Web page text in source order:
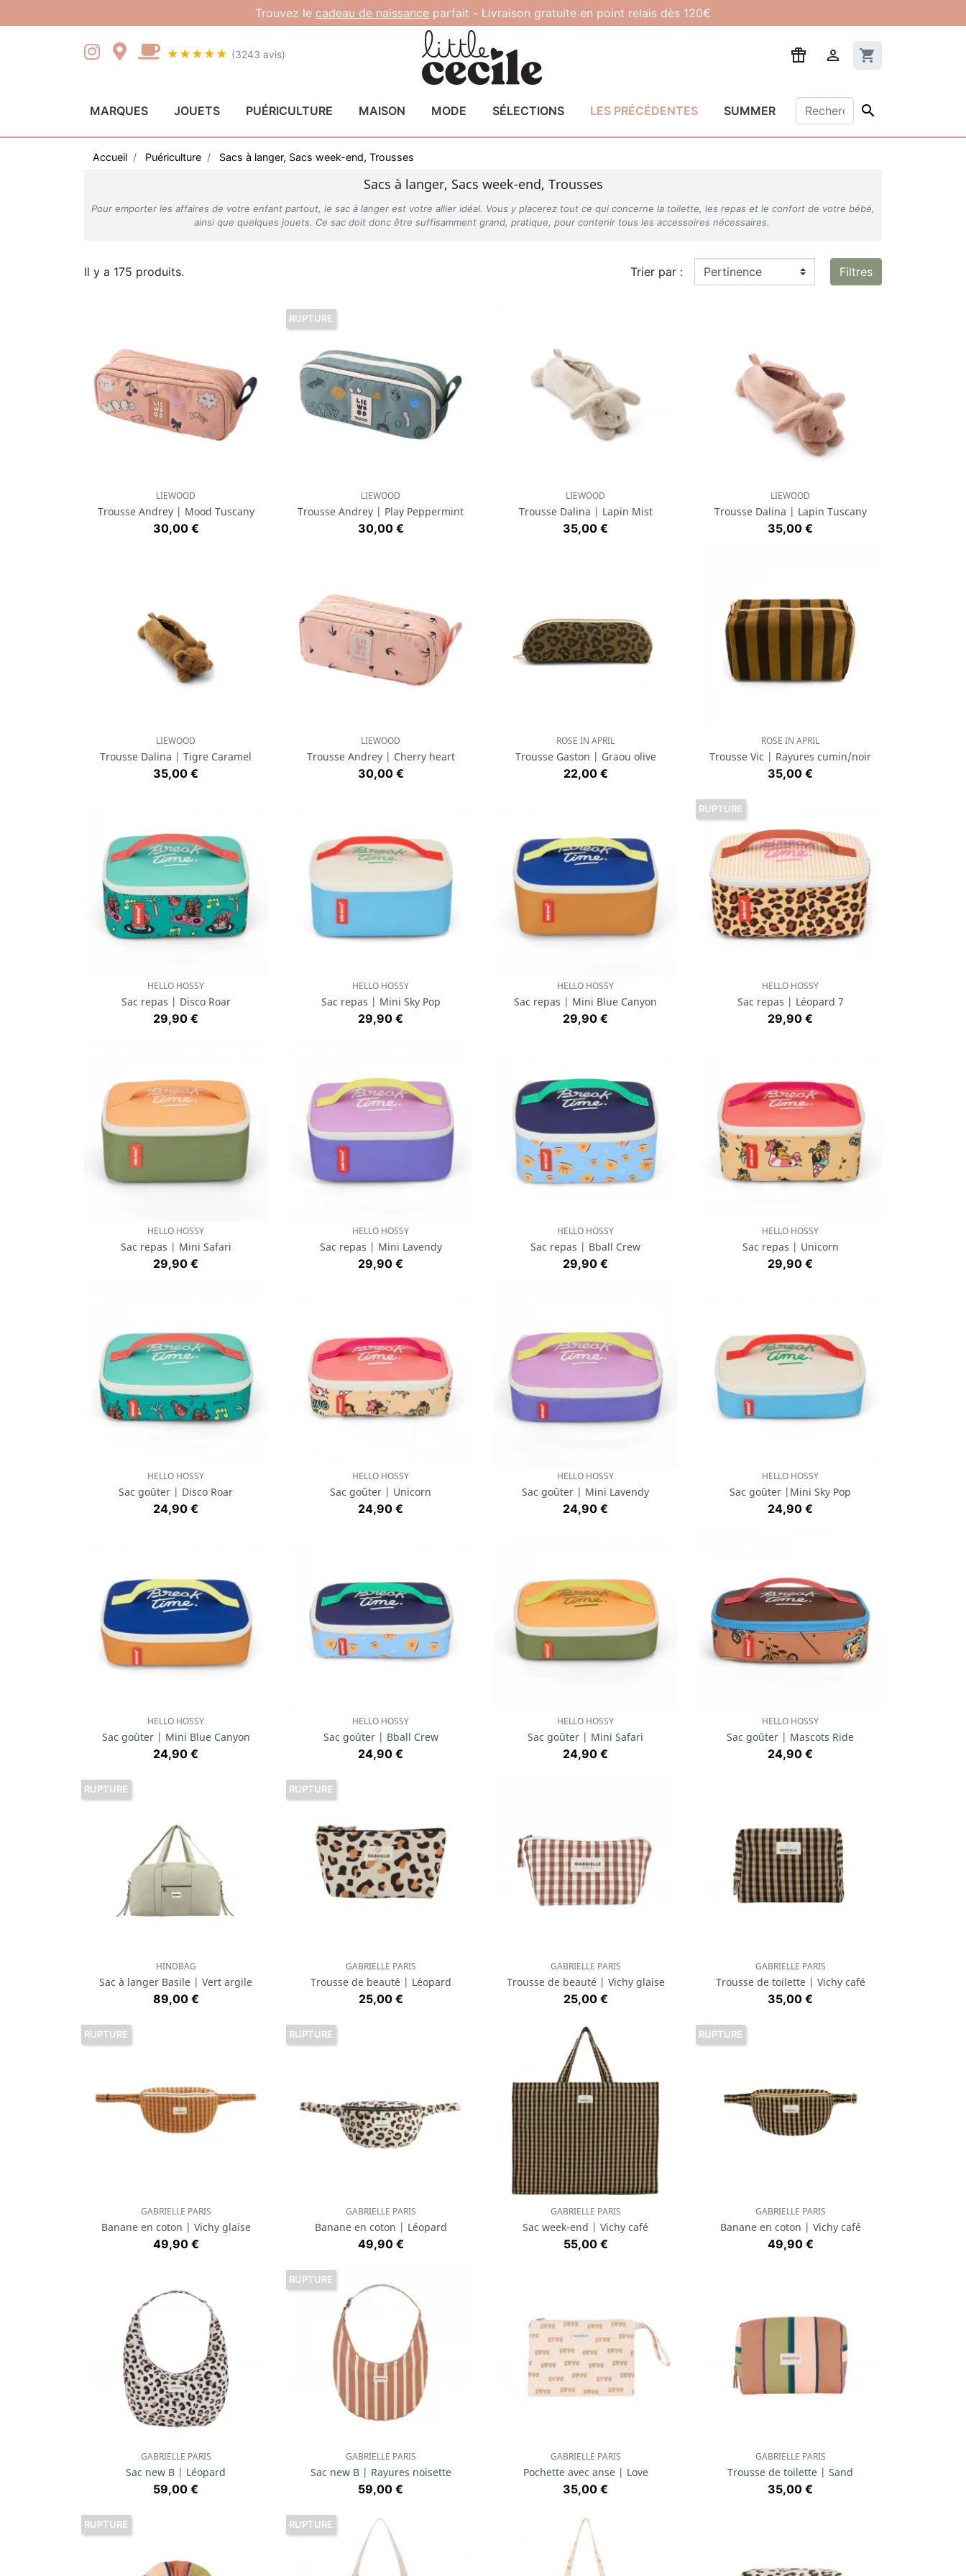
Trouvez le cadeau de naissance parfait - Livraison gratuite en point relais dès 120€
★★★★★ (3243 avis)  shopping_cart
MARQUES JOUETS PUÉRICULTURE MAISON MODE SÉLECTIONS LES PRÉCÉDENTES SUMMER 
Accueil Puériculture Sacs à langer, Sacs week-end, Trousses
Sacs à langer, Sacs week-end, Trousses
Pour emporter les affaires de votre enfant partout, le sac à langer est votre allier idéal. Vous y placerez tout ce qui concerne la toilette, les repas et le confort de votre bébé,
ainsi que quelques jouets. Ce sac doit donc être suffisamment grand, pratique, pour contenir tous les accessoires nécessaires.
Il y a 175 produits. Trier par : Filtres
Aperçu rapide
LIEWOOD
Trousse Andrey | Mood Tuscany
Prix
30,00 €
Aperçu rapide
LIEWOOD
Trousse Andrey | Play Peppermint
Prix
30,00 €
RUPTURE
Aperçu rapide
LIEWOOD
Trousse Dalina | Lapin Mist
Prix
35,00 €
Aperçu rapide
LIEWOOD
Trousse Dalina | Lapin Tuscany
Prix
35,00 €
Aperçu rapide
LIEWOOD
Trousse Dalina | Tigre Caramel
Prix
35,00 €
Aperçu rapide
LIEWOOD
Trousse Andrey | Cherry heart
Prix
30,00 €
Aperçu rapide
ROSE IN APRIL
Trousse Gaston | Graou olive
Prix
22,00 €
Aperçu rapide
ROSE IN APRIL
Trousse Vic | Rayures cumin/noir
Prix
35,00 €
Aperçu rapide
HELLO HOSSY
Sac repas | Disco Roar
Prix
29,90 €
Aperçu rapide
HELLO HOSSY
Sac repas | Mini Sky Pop
Prix
29,90 €
Aperçu rapide
HELLO HOSSY
Sac repas | Mini Blue Canyon
Prix
29,90 €
Aperçu rapide
HELLO HOSSY
Sac repas | Léopard 7
Prix
29,90 €
RUPTURE
Aperçu rapide
HELLO HOSSY
Sac repas | Mini Safari
Prix
29,90 €
Aperçu rapide
HELLO HOSSY
Sac repas | Mini Lavendy
Prix
29,90 €
Aperçu rapide
HELLO HOSSY
Sac repas | Bball Crew
Prix
29,90 €
Aperçu rapide
HELLO HOSSY
Sac repas | Unicorn
Prix
29,90 €
Aperçu rapide
HELLO HOSSY
Sac goûter | Disco Roar
Prix
24,90 €
Aperçu rapide
HELLO HOSSY
Sac goûter | Unicorn
Prix
24,90 €
Aperçu rapide
HELLO HOSSY
Sac goûter | Mini Lavendy
Prix
24,90 €
Aperçu rapide
HELLO HOSSY
Sac goûter |Mini Sky Pop
Prix
24,90 €
Aperçu rapide
HELLO HOSSY
Sac goûter | Mini Blue Canyon
Prix
24,90 €
Aperçu rapide
HELLO HOSSY
Sac goûter | Bball Crew
Prix
24,90 €
Aperçu rapide
HELLO HOSSY
Sac goûter | Mini Safari
Prix
24,90 €
Aperçu rapide
HELLO HOSSY
Sac goûter | Mascots Ride
Prix
24,90 €
Aperçu rapide
HINDBAG
Sac à langer Basile | Vert argile
Prix
89,00 €
RUPTURE
Aperçu rapide
GABRIELLE PARIS
Trousse de beauté | Léopard
Prix
25,00 €
RUPTURE
Aperçu rapide
GABRIELLE PARIS
Trousse de beauté | Vichy glaise
Prix
25,00 €
Aperçu rapide
GABRIELLE PARIS
Trousse de toilette | Vichy café
Prix
35,00 €
Aperçu rapide
GABRIELLE PARIS
Banane en coton | Vichy glaise
Prix
49,90 €
RUPTURE
Aperçu rapide
GABRIELLE PARIS
Banane en coton | Léopard
Prix
49,90 €
RUPTURE
Aperçu rapide
GABRIELLE PARIS
Sac week-end | Vichy café
Prix
55,00 €
Aperçu rapide
GABRIELLE PARIS
Banane en coton | Vichy café
Prix
49,90 €
RUPTURE
Aperçu rapide
GABRIELLE PARIS
Sac new B | Léopard
Prix
59,00 €
Aperçu rapide
GABRIELLE PARIS
Sac new B | Rayures noisette
Prix
59,00 €
RUPTURE
Aperçu rapide
GABRIELLE PARIS
Pochette avec anse | Love
Prix
35,00 €
Aperçu rapide
GABRIELLE PARIS
Trousse de toilette | Sand
Prix
35,00 €
RUPTURE RUPTURE